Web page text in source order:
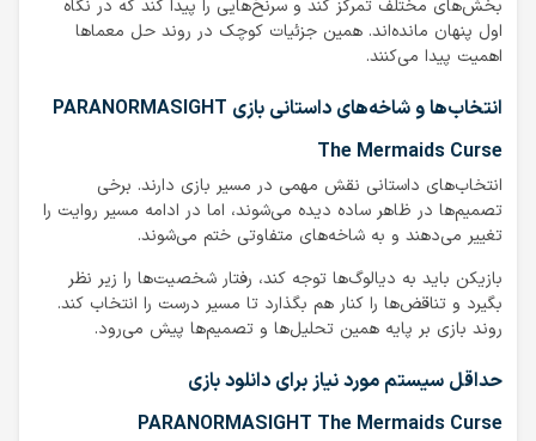
بخش‌های مختلف تمرکز کند و سرنخ‌هایی را پیدا کند که در نگاه
اول پنهان مانده‌اند. همین جزئیات کوچک در روند حل معماها
اهمیت پیدا می‌کنند.
انتخاب‌ها و شاخه‌های داستانی بازی PARANORMASIGHT
The Mermaids Curse
انتخاب‌های داستانی نقش مهمی در مسیر بازی دارند. برخی
تصمیم‌ها در ظاهر ساده دیده می‌شوند، اما در ادامه مسیر روایت را
تغییر می‌دهند و به شاخه‌های متفاوتی ختم می‌شوند.
بازیکن باید به دیالوگ‌ها توجه کند، رفتار شخصیت‌ها را زیر نظر
بگیرد و تناقض‌ها را کنار هم بگذارد تا مسیر درست را انتخاب کند.
روند بازی بر پایه همین تحلیل‌ها و تصمیم‌ها پیش می‌رود.
حداقل سیستم مورد نیاز برای دانلود بازی
PARANORMASIGHT The Mermaids Curse